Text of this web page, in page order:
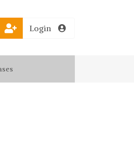
Login